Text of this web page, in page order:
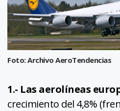
Foto: Archivo AeroTendencias
1.- Las aerolíneas
crecimiento del 4,8%